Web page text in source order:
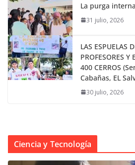
La purga
31 julio, 2026
LAS ESPUELAS
PROFESORES Y
400 CERROS
Cabañas, EL
30 julio, 2026
Ciencia y Tecnología